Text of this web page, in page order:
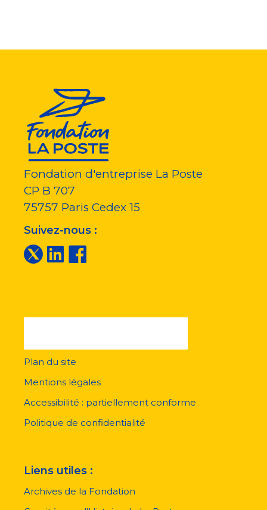
Fondation d'entreprise La Poste
CP B 707
75757 Paris Cedex 15
Suivez-nous :
pied
page
Plan du site
Mentions légales
Accessibilité : partiellement conforme
Politique de confidentialité
Liens utiles :
Archives de la Fondation